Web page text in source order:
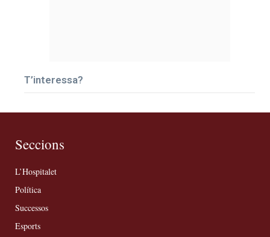
T’interessa?
Seccions
L’Hospitalet
Política
Successos
Esports